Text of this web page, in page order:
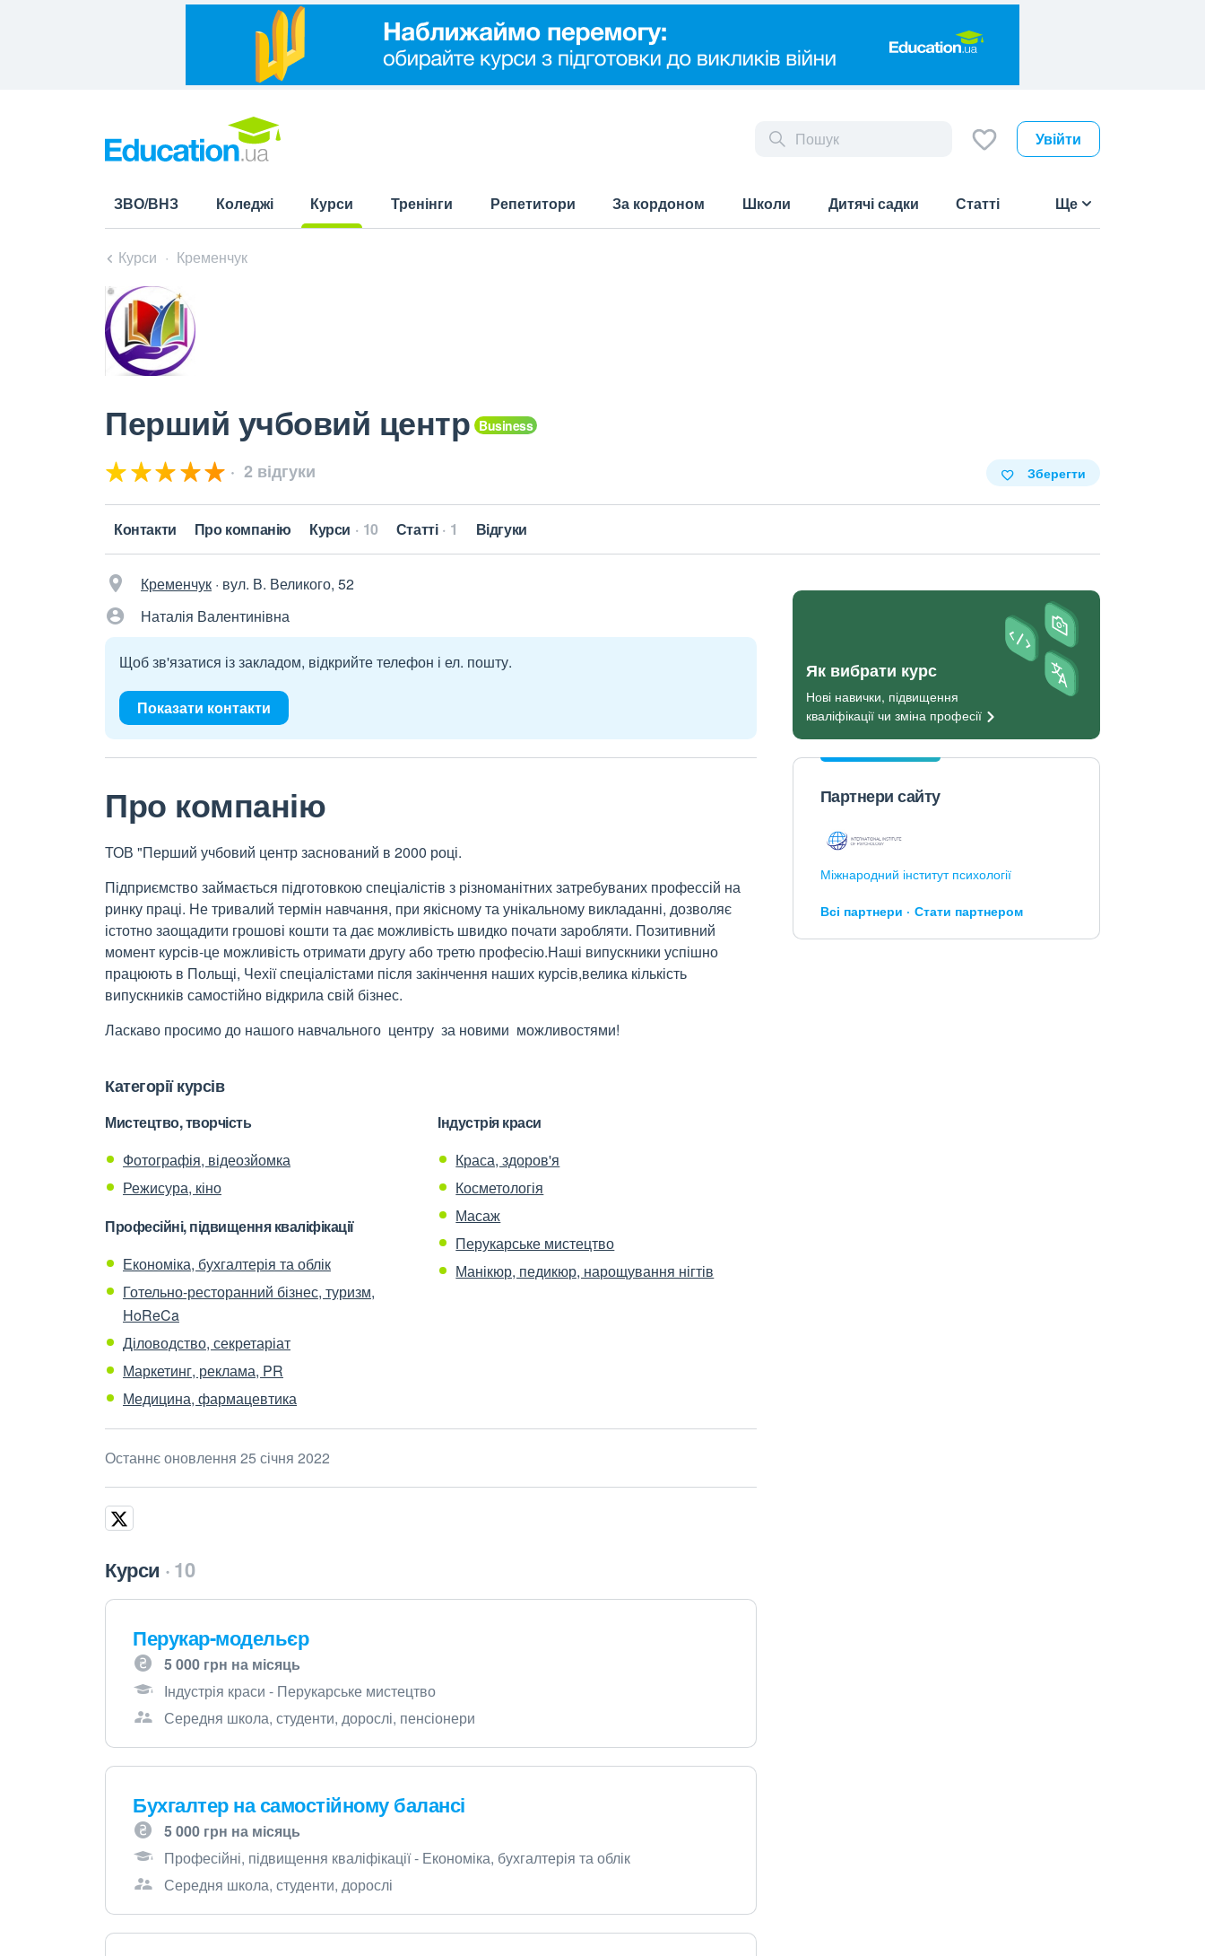
Увійти
ЗВО/ВНЗ Коледжі
Курси
Тренінги Репетитори За кордоном Школи Дитячі садки Статті Ще
Курси Кременчук
Перший учбовий центр
2 відгуки Зберегти
Контакти Про компанію Курси 10 Статті 1 Відгуки
Кременчук · вул. В. Великого, 52
Наталія Валентинівна
Щоб зв'язатися із закладом, відкрийте телефон і ел. пошту.
Показати контакти
Про компанію
ТОВ "Перший учбовий центр заснований в 2000 році.
Підприємство займається підготовкою спеціалістів з різноманітних затребуваних профессій на
ринку праці. Не тривалий термін навчання, при якісному та унікальному викладанні, дозволяє
істотно заощадити грошові кошти та дає можливість швидко почати заробляти. Позитивний
момент курсів-це можливість отримати другу або третю професію.Наші випускники успішно
працюють в Польщі, Чехії спеціалістами після закінчення наших курсів,велика кількість
випускників самостійно відкрила свій бізнес.
Ласкаво просимо до нашого навчального центру за новими можливостями!
Категорії курсів
Мистецтво, творчість
Фотографія, відеозйомка
Режисура, кіно
Професійні, підвищення кваліфікації
Економіка, бухгалтерія та облік
Готельно-ресторанний бізнес, туризм,
HoReCa
Діловодство, секретаріат
Маркетинг, реклама, PR
Медицина, фармацевтика
Індустрія краси
Краса, здоров'я
Косметологія
Масаж
Перукарське мистецтво
Манікюр, педикюр, нарощування нігтів
Останнє оновлення 25 січня 2022
Курси 10
Перукар-модельєр
5 000 грн на місяць
Індустрія краси - Перукарське мистецтво
Середня школа, студенти, дорослі, пенсіонери
Бухгалтер на самостійному балансі
5 000 грн на місяць
Професійні, підвищення кваліфікації - Економіка, бухгалтерія та облік
Середня школа, студенти, дорослі
Як вибрати курс
Нові навички, підвищення
кваліфікації чи зміна професії
Партнери сайту
Міжнародний інститут психології
Всі партнери Стати партнером